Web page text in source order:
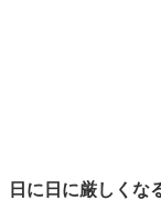
日に日に厳しくな